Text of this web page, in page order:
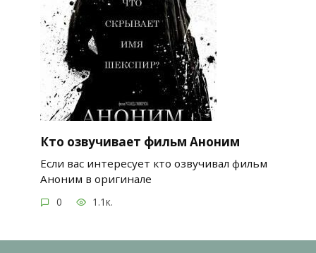
Кто озвучивает фильм Аноним
Если вас интересует кто озвучивал фильм
Аноним в оригинале
0 1.1к.